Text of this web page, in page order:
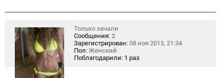
Только зачали
Сообщения: 2
Зарегистрирован: 08 ноя 2013, 21:34
Пол: Женский
Поблагодарили: 1 раз